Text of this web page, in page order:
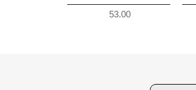
53.00